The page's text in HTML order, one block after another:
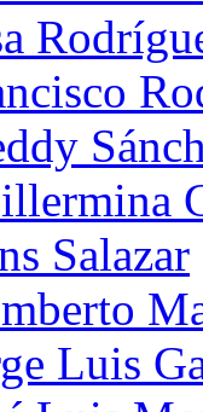
Salazar
Luis